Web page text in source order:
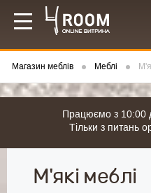
Магазин меблів Меблі
Працюємо з 10:00
Тільки з питань
М'які меблі